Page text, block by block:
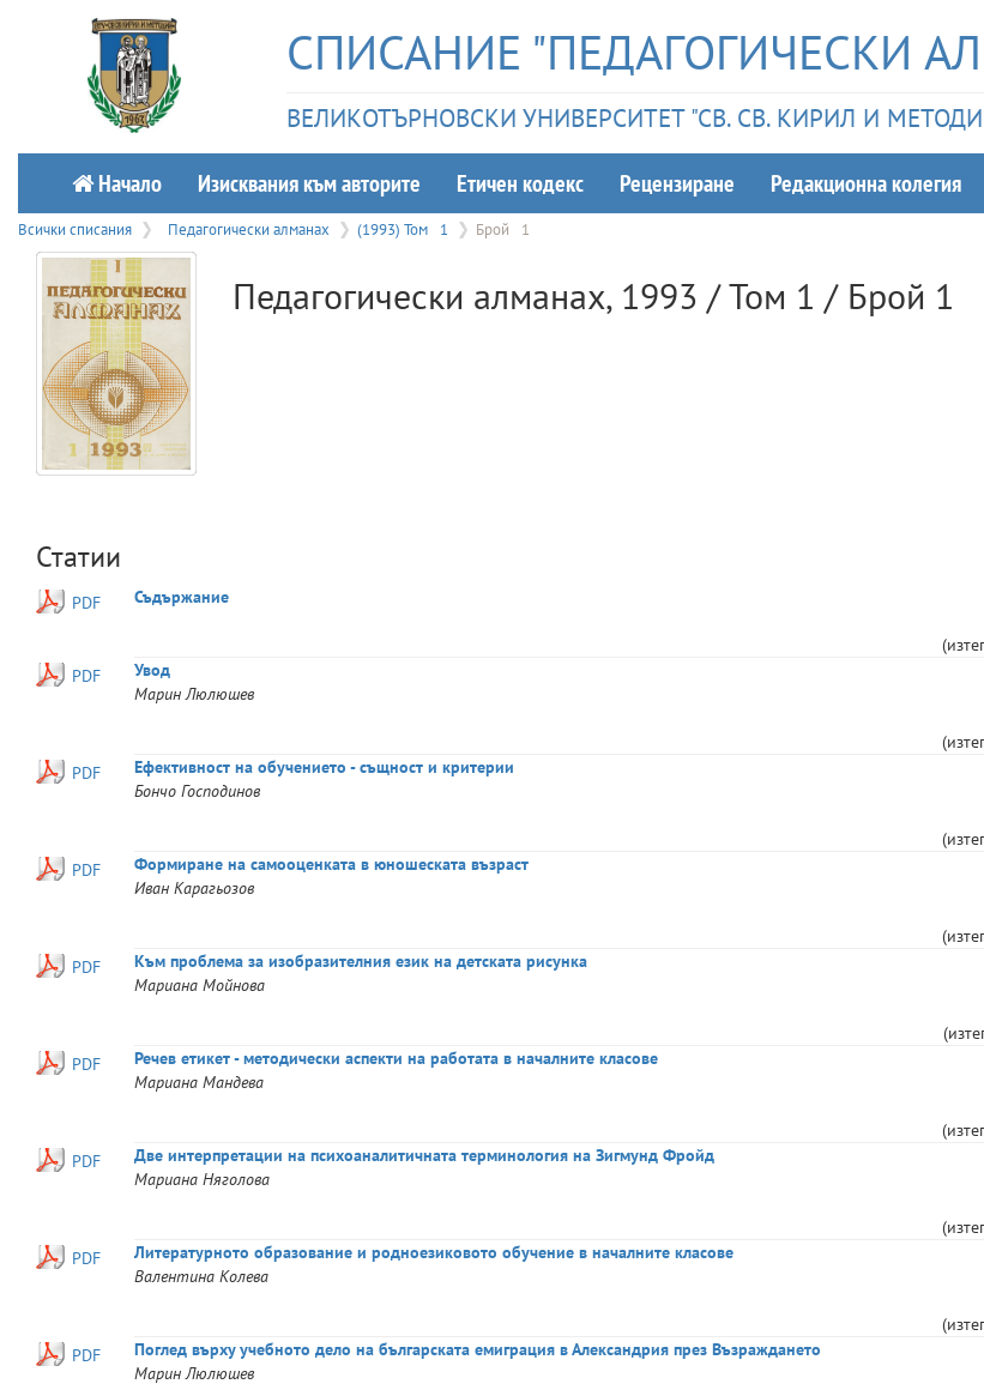
СПИСАНИЕ "ПЕДАГОГИЧЕСКИ
ВЕЛИКОТЪРНОВСКИ УНИВЕРСИТЕТ "СВ. СВ. КИРИЛ И
Начало Изисквания към авторите Етичeн кодекс Рецензиране Редакционна колегия
Всички списания Педагогически алманах (1993) Том 1 Брой 1
Педагогически алманах, 1993 / Том 1 / Брой 1
Статии
PDF Съдържание
PDF
Увод
Марин Люлюшев
PDF
Ефективност на обучението - същност и критерии
Бончо Господинов
PDF
Формиране на самооценката в юношеската възраст
Иван Карагьозов
PDF
Към проблема за изобразителния език на детската рисунка
Мариана Мойнова
PDF
Речев етикет - методически аспекти на работата в началните класове
Мариана Мандева
PDF
Две интерпретации на психоаналитичната терминология на Зигмунд Фройд
Мариана Няголова
PDF
Литературното образование и родноезиковото обучение в началните класове
Валентина Колева
PDF
Поглед върху учебното дело на българската емиграция в Александрия през Възраждането
Марин Люлюшев